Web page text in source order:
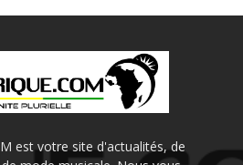
est votre site d'actualités, de